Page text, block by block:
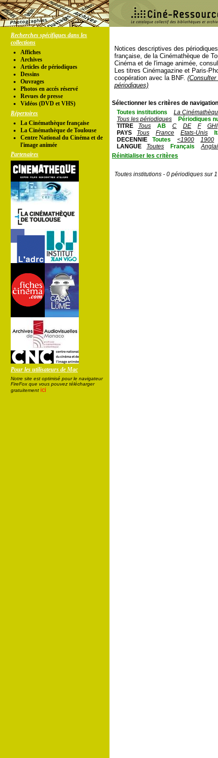
Recherches spécifiques dans les
collections
Affiches
Archives
Articles de périodiques
Dessins
Ouvrages
Photos en accés réservé
Revues de presse
Vidéos (DVD et VHS)
Répertoires
La Cinémathèque française
La Cinémathèque de Toulouse
Centre National du Cinéma et de
l'image animée
Partenaires
Pour les utilisateurs de Mac
Notre site est optimisé pour le navigateur
FireFox que vous pouvez télécharger
gratuitement ici
Notices descriptives des
française, de la Cinémathèque de
Cinéma et de l'image animée,
Les titres Cinémagazine et Paris-
coopération avec la BNF.
périodiques)
Sélectionner les critères de
Toutes institutions
La
Tous les périodiques
Périodiques
TITRE
Tous AB C DE F
GHI
PAYS
Tous France Etats-Unis
DECENNIE
Toutes <1900
1900
LANGUE
Toutes Français
Réinitialiser les critères
Toutes institutions - 0 périodiques sur